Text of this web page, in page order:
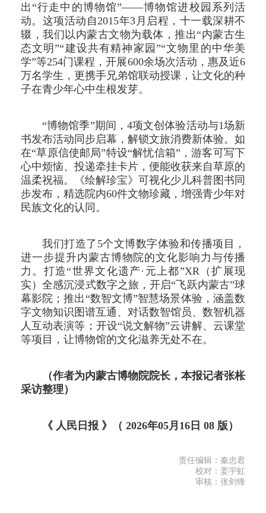
出“行走中的博物馆”——博物馆进校园系列活
动。这项活动自2015年3月启程，十一载深耕不
辍，我们以内蒙古文物为载体，推出“内蒙古生
态文明”“建设共有精神家园”“文物里的中华美
学”等254门课程，开展600余场次活动，惠及近6
万名学生，更携手兄弟馆联动授课，让文化的种
子在青少年心中生根发芽。
“博物馆季”期间，4项文创体验活动与1场新
书发布活动同步启幕，解锁文旅消费新体验。如
在“草原信使邮局”特设“解忧信箱”，游客可写下
心中烦恼、投递牵挂卡片，便能收获来自草原的
温柔祝福。《绘解珍宝》可视化少儿科普图书同
步发布，精选院内60件文物珍藏，增强青少年对
民族文化的认同。
我们打造了5个文博数字体验和传播项目，
进一步提升内蒙古博物院的文化影响力与传播
力。打造“世界文化遗产·元上都”XR（扩展现
实）全感沉浸式数字之旅，开启“飞跃内蒙古”球
幕影院；推出“数智文博”智慧场景体验，涵盖数
字文物知识图谱互通、对话数智馆员、数智机器
人互动表演等；开设“说文解物”云讲解、云课堂
等项目，让博物馆的文化滋养无处不在。
（作者为内蒙古博物院院长，本报记者张枨
采访整理）
《 人民日报 》（ 2026年05月16日 08 版）
责任编辑：秦忠君
校对：姜宇虹
审核：张剑锋